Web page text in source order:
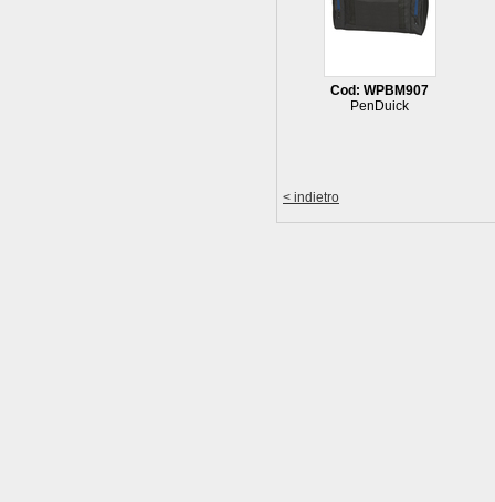
Cod: WPBM907
PenDuick
< indietro